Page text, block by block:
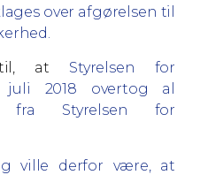
over afgørelsen til
at Styrelsen for
juli 2018 overtog al
fra Styrelsen for
ville derfor være, at